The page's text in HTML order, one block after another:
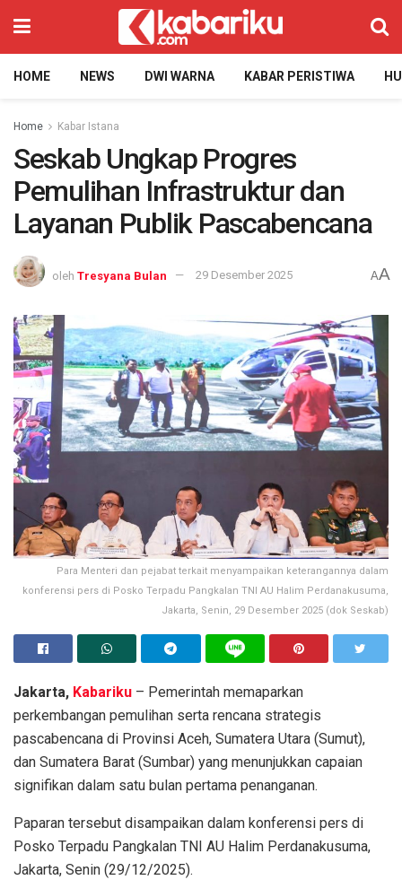
HOME NEWS DWI WARNA KABAR PERISTIWA
Home Kabar Istana
Seskab Ungkap Progres
Pemulihan Infrastruktur dan
Layanan Publik Pascabencana
oleh Tresyana Bulan 29 Desember 2025 AA
Para Menteri dan pejabat terkait menyampaikan keterangannya dalam
konferensi pers di Posko Terpadu Pangkalan TNI AU Halim Perdanakusuma,
Jakarta, Senin, 29 Desember 2025 (dok Seskab)
Jakarta, Kabariku – Pemerintah memaparkan
perkembangan pemulihan serta rencana strategis
pascabencana di Provinsi Aceh, Sumatera Utara (Sumut),
dan Sumatera Barat (Sumbar) yang menunjukkan capaian
signifikan dalam satu bulan pertama penanganan.
Paparan tersebut disampaikan dalam konferensi pers di
Posko Terpadu Pangkalan TNI AU Halim Perdanakusuma,
Jakarta, Senin (29/12/2025).